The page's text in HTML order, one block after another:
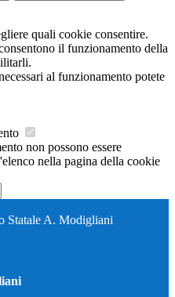
quali cookie consentire.
il funzionamento della
al funzionamento potete
non possono essere
nella pagina della cookie
Statale A. Modigliani